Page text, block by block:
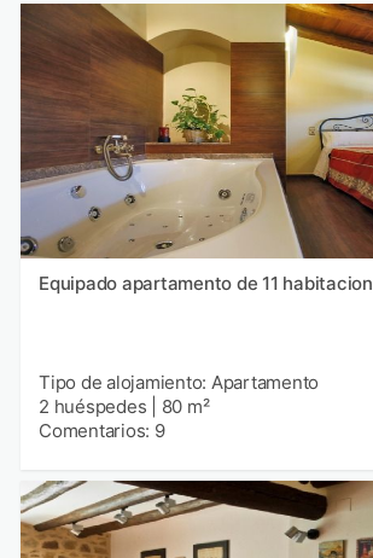
Equipado apartamento de 11
Tipo de alojamiento: Apartamento
2 huéspedes
80 m²
Comentarios: 9